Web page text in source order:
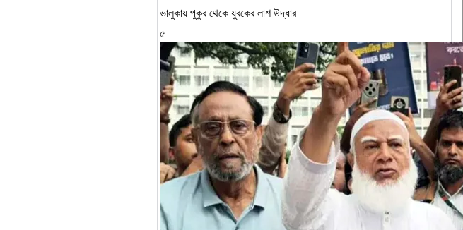
ভালুকায় পুকুর থেকে যুবকের লাশ উদ্ধার
৫